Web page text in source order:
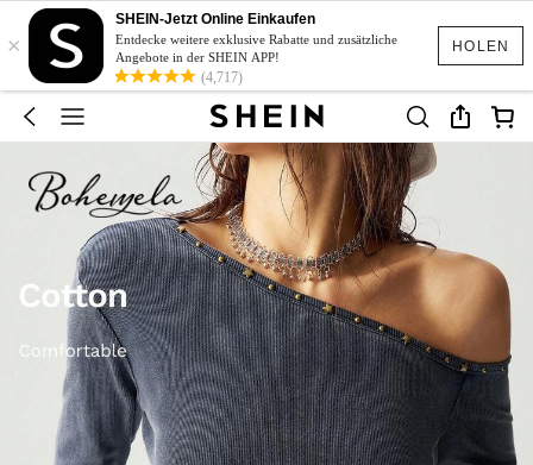
HOLEN
×
SHEIN-Jetzt Online Einkaufen
Entdecke weitere exklusive Rabatte und zusätzliche
Angebote in der SHEIN APP!
(4,717)